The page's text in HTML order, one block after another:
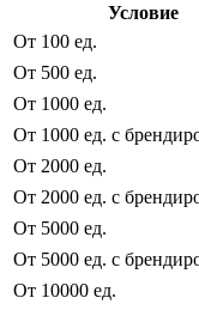
Условие
От 100 ед.
От 500 ед.
От 1000 ед.
От 1000 ед. с
От 2000 ед.
От 2000 ед. с
От 5000 ед.
От 5000 ед. с
От 10000 ед.